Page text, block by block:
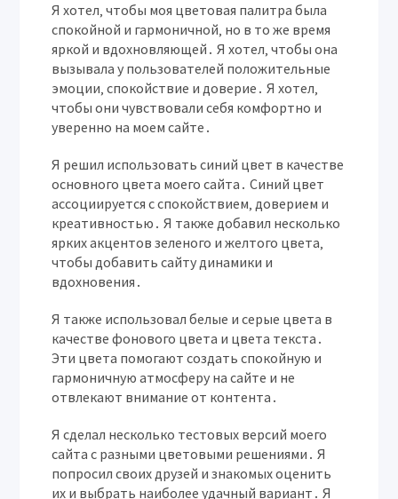
Я хотел‚ чтобы моя цветовая палитра была
спокойной и гармоничной‚ но в то же время
яркой и вдохновляющей․ Я хотел‚ чтобы она
вызывала у пользователей положительные
эмоции‚ спокойствие и доверие․ Я хотел‚
чтобы они чувствовали себя комфортно и
уверенно на моем сайте․
Я решил использовать синий цвет в качестве
основного цвета моего сайта․ Синий цвет
ассоциируется с спокойствием‚ доверием и
креативностью․ Я также добавил несколько
ярких акцентов зеленого и желтого цвета‚
чтобы добавить сайту динамики и
вдохновения․
Я также использовал белые и серые цвета в
качестве фонового цвета и цвета текста․
Эти цвета помогают создать спокойную и
гармоничную атмосферу на сайте и не
отвлекают внимание от контента․
Я сделал несколько тестовых версий моего
сайта с разными цветовыми решениями․ Я
попросил своих друзей и знакомых оценить
их и выбрать наиболее удачный вариант․ Я